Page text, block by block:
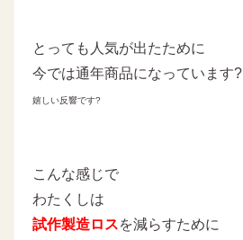
とっても人気が出たために
今では通年商品になっています?
嬉しい反響です?
こんな感じで
わたくしは
試作製造ロスを減らすために